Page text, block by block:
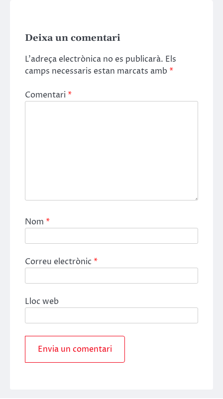
Deixa un comentari
L'adreça electrònica no es publicarà. Els
camps necessaris estan marcats amb *
Comentari *
Nom *
Correu electrònic*
Lloc web